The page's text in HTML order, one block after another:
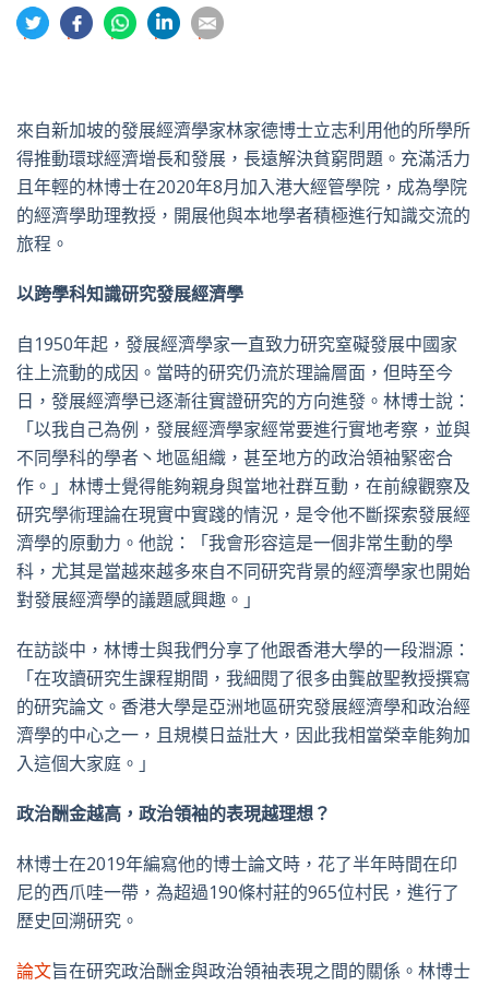
分
享
特
分
享
書
分
享
享
英
享
郵
來自新加坡的發展經濟學家林家德博士立志利用他的所學所
得推動環球經濟增長和發展，長遠解決貧窮問題。充滿活力
且年輕的林博士在2020年8月加入港大經管學院，成為學院
的經濟學助理教授，開展他與本地學者積極進行知識交流的
旅程。
以跨學科知識研究發展經濟學
自1950年起，發展經濟學家一直致力研究窒礙發展中國家
往上流動的成因。當時的研究仍流於理論層面，但時至今
日，發展經濟學已逐漸往實證研究的方向進發。林博士說：
「以我自己為例，發展經濟學家經常要進行實地考察，並與
不同學科的學者丶地區組織，甚至地方的政治領袖緊密合
作。」林博士覺得能夠親身與當地社群互動，在前線觀察及
研究學術理論在現實中實踐的情況，是令他不斷探索發展經
濟學的原動力。他說：「我會形容這是一個非常生動的學
科，尤其是當越來越多來自不同研究背景的經濟學家也開始
對發展經濟學的議題感興趣。」
在訪談中，林博士與我們分享了他跟香港大學的一段淵源：
「在攻讀研究生課程期間，我細閱了很多由龔啟聖教授撰寫
的研究論文。香港大學是亞洲地區研究發展經濟學和政治經
濟學的中心之一，且規模日益壯大，因此我相當榮幸能夠加
入這個大家庭。」
政治酬金越高，政治領袖的表現越理想？
林博士在2019年編寫他的博士論文時，花了半年時間在印
尼的西爪哇一帶，為超過190條村莊的965位村民，進行了
歷史回溯研究。
論文旨在研究政治酬金與政治領袖表現之間的關係。林博士